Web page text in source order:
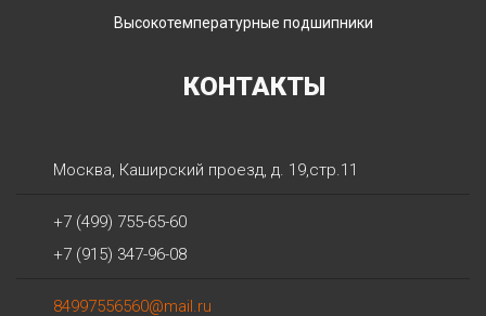
Высокотемпературные подшипники
КОНТАКТЫ
Москва, Каширский проезд, д. 19,стр.11
+7 (499) 755-65-60
+7 (915) 347-96-08
84997556560@mail.ru